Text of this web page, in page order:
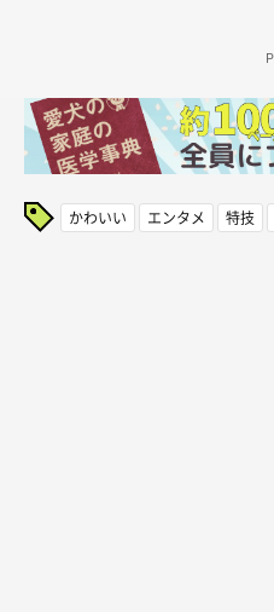
かわいい エンタメ 特技